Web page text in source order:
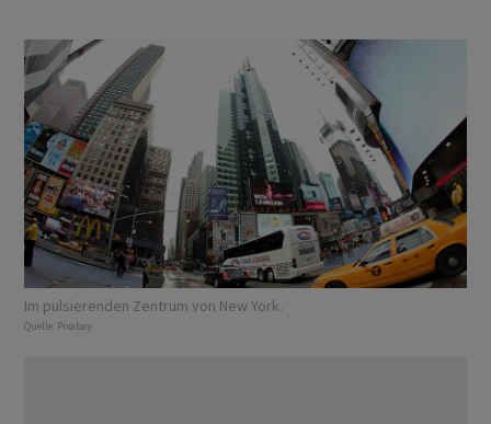
Im pulsierenden Zentrum von New York.
Quelle: Pixabay